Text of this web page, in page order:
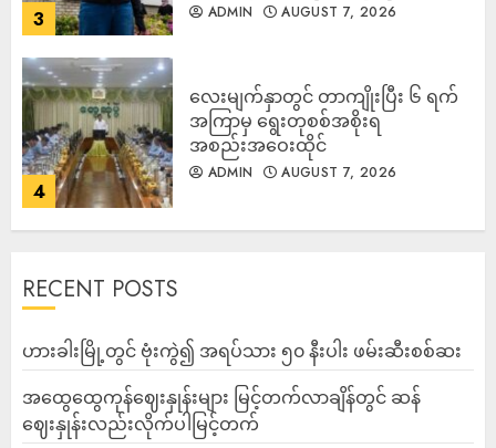
3 ADMIN AUGUST 7, 2026
4
လေးမျက်နှာတွင် တာကျိုးပြီး ၆ ရက်
အကြာမှ ရွေးတုစစ်အစိုးရ
အစည်းအဝေးထိုင်
ADMIN AUGUST 7, 2026
RECENT POSTS
ဟားခါးမြို့တွင် ဗုံးကွဲ၍ အရပ်သား ၅၀ နီးပါး ဖမ်းဆီးစစ်ဆး
အထွေထွေကုန်ဈေးနှုန်းများ မြင့်တက်လာချိန်တွင် ဆန်
ဈေးနှုန်းလည်းလိုက်ပါမြင့်တက်